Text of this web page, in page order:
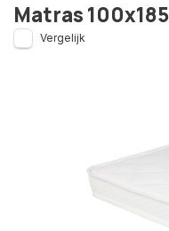
Matras
Vergelijk